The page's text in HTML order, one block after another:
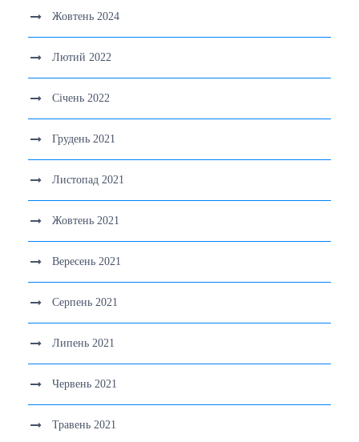
Жовтень 2024
Лютий 2022
Січень 2022
Грудень 2021
Листопад 2021
Жовтень 2021
Вересень 2021
Серпень 2021
Липень 2021
Червень 2021
Травень 2021